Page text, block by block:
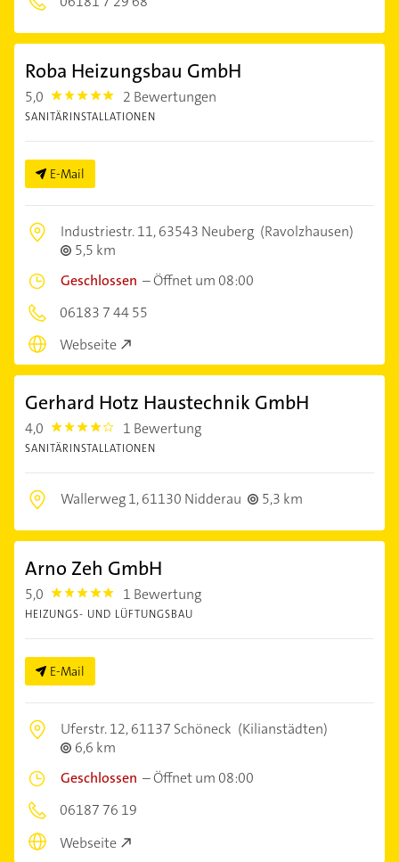
Roba Heizungsbau GmbH
5,0 5.0 2 Bewertungen
SANITÄRINSTALLATIONEN
E-Mail
Industriestr. 11,63543 Neuberg (Ravolzhausen)
5,5 km
Geschlossen –Öffnet um 08:00
06183 7 44 55
Webseite
Gerhard Hotz Haustechnik GmbH
4,0 4.0 1 Bewertung
SANITÄRINSTALLATIONEN
Wallerweg 1,61130 Nidderau 5,3 km
Arno Zeh GmbH
5,0 5.0 1 Bewertung
HEIZUNGS- UND LÜFTUNGSBAU
E-Mail
Uferstr. 12,61137 Schöneck (Kilianstädten)
6,6 km
Geschlossen –Öffnet um 08:00
06187 76 19
Webseite